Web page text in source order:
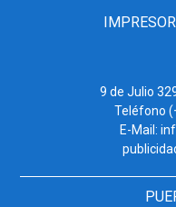
9 de Julio
Teléfono
E-Mail: